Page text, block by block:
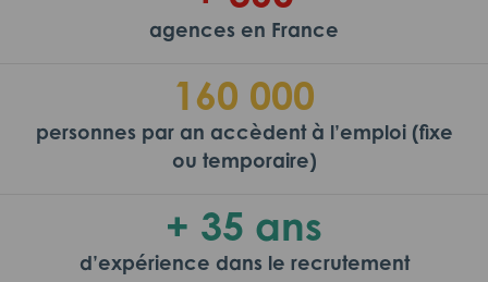
agences en France
160 000
personnes par an accèdent à l’emploi (fixe
ou temporaire)
+ 35 ans
d’expérience dans le recrutement